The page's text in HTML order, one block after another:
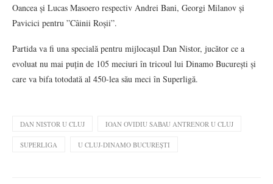
Oancea și Lucas Masoero respectiv Andrei Bani, Georgi Milanov și
Pavicici pentru ”Câinii Roșii”.
Partida va fi una specială pentru mijlocașul Dan Nistor, jucător ce a
evoluat nu mai puțin de 105 meciuri în tricoul lui Dinamo București și
care va bifa totodată al 450-lea său meci în Superligă.
DAN NISTOR U CLUJ IOAN OVIDIU SABAU ANTRENOR U CLUJ
SUPERLIGA U CLUJ-DINAMO BUCUREȘTI